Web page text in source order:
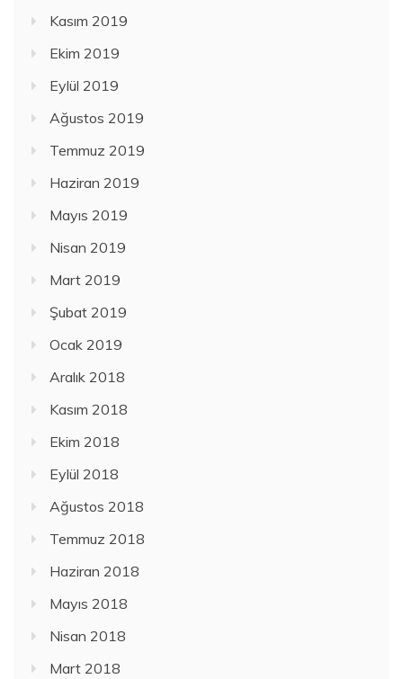
Kasım 2019
Ekim 2019
Eylül 2019
Ağustos 2019
Temmuz 2019
Haziran 2019
Mayıs 2019
Nisan 2019
Mart 2019
Şubat 2019
Ocak 2019
Aralık 2018
Kasım 2018
Ekim 2018
Eylül 2018
Ağustos 2018
Temmuz 2018
Haziran 2018
Mayıs 2018
Nisan 2018
Mart 2018